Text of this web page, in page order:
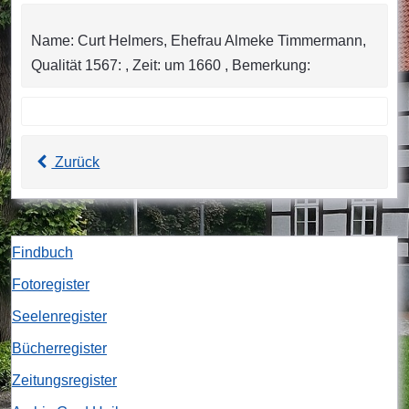
Name: Curt Helmers, Ehefrau Almeke Timmermann,
Qualität 1567: , Zeit: um 1660 , Bemerkung:
Zurück
Findbuch
Fotoregister
Seelenregister
Bücherregister
Zeitungsregister